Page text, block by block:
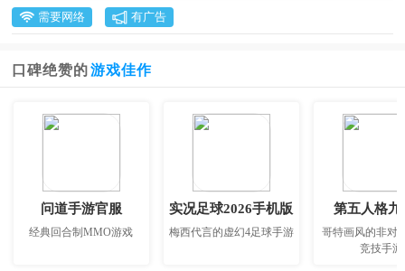
需要网络 有广告
口碑绝赞的 游戏佳作
问道手游官服
经典回合制MMO游戏
实况足球2026手机版
梅西代言的虚幻4足球手游
第五人格九
哥特画风的非对
竞技手游